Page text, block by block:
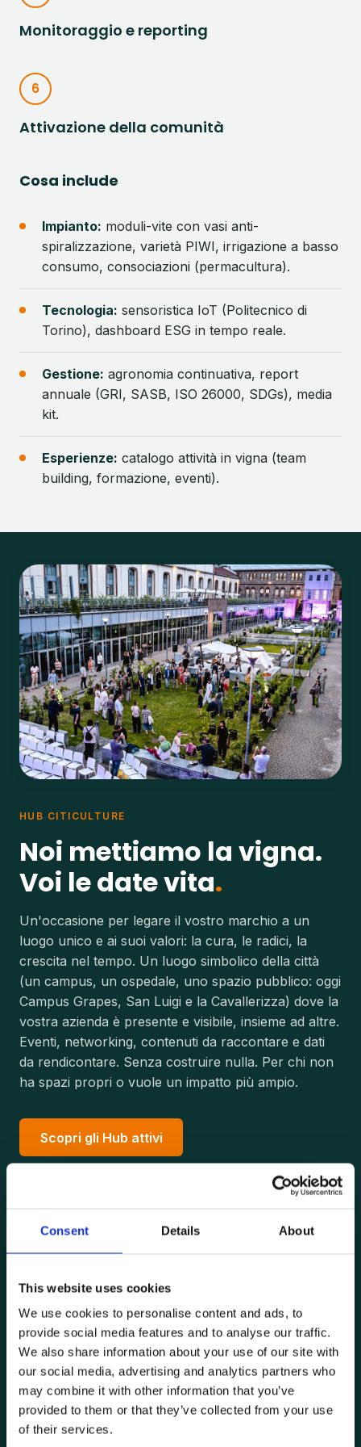
Consent Details About
This website uses cookies
We use cookies to personalise content and ads, to
provide social media features and to analyse our traffic.
We also share information about your use of our site with
our social media, advertising and analytics partners who
may combine it with other information that you’ve
provided to them or that they’ve collected from your use
of their services.
Monitoraggio e reporting
6
Attivazione della comunità
Cosa include
Impianto: moduli-vite con vasi anti-
spiralizzazione, varietà PIWI, irrigazione a basso
consumo, consociazioni (permacultura).
Tecnologia: sensoristica IoT (Politecnico di
Torino), dashboard ESG in tempo reale.
Gestione: agronomia continuativa, report
annuale (GRI, SASB, ISO 26000, SDGs), media
kit.
Esperienze: catalogo attività in vigna (team
building, formazione, eventi).
HUB CITICULTURE
Noi mettiamo la vigna.
Voi le date vita
Un'occasione per legare il vostro marchio a un
luogo unico e ai suoi valori: la cura, le radici, la
crescita nel tempo. Un luogo simbolico della città
(un campus, un ospedale, uno spazio pubblico: oggi
Campus Grapes, San Luigi e la Cavallerizza) dove la
vostra azienda è presente e visibile, insieme ad altre.
Eventi, networking, contenuti da raccontare e dati
da rendicontare. Senza costruire nulla. Per chi non
ha spazi propri o vuole un impatto più ampio.
Scopri gli Hub attivi
Modello:
adozione biennale rinnovabile. Lotto
nominale nella vigna.
l'anno. Un impegno contenuto, a misura di un
budget di comunicazione e responsabilità
sociale.
Dati:dashboard e report ESG dedicati, stessi
standard della Vigna Corporate.